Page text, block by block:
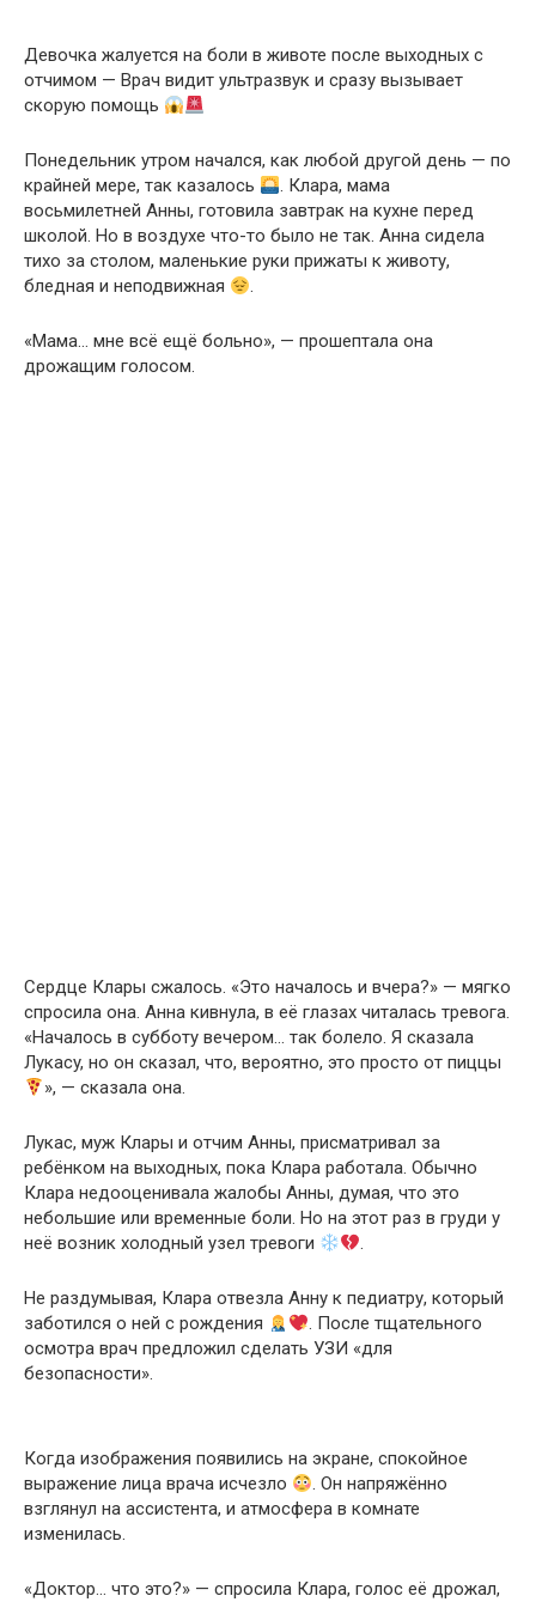
Девочка жалуется на боли в животе после выходных с
отчимом — Врач видит ультразвук и сразу вызывает
скорую помощь
Понедельник утром начался, как любой другой день — по
крайней мере, так казалось
. Клара, мама
восьмилетней Анны, готовила завтрак на кухне перед
школой. Но в воздухе что-то было не так. Анна сидела
тихо за столом, маленькие руки прижаты к животу,
бледная и неподвижная
.
«Мама… мне всё ещё больно», — прошептала она
дрожащим голосом.
Сердце Клары сжалось. «Это началось и вчера?» — мягко
спросила она. Анна кивнула, в её глазах читалась тревога.
«Началось в субботу вечером… так болело. Я сказала
Лукасy, но он сказал, что, вероятно, это просто от пиццы
», — сказала она.
Лукас, муж Клары и отчим Анны, присматривал за
ребёнком на выходных, пока Клара работала. Обычно
Клара недооценивала жалобы Анны, думая, что это
небольшие или временные боли. Но на этот раз в груди у
неё возник холодный узел тревоги
.
Не раздумывая, Клара отвезла Анну к педиатру, который
заботился о ней с рождения
. После тщательного
осмотра врач предложил сделать УЗИ «для
безопасности».
Когда изображения появились на экране, спокойное
выражение лица врача исчезло
. Он напряжённо
взглянул на ассистента, и атмосфера в комнате
изменилась.
«Доктор… что это?» — спросила Клара, голос её дрожал,